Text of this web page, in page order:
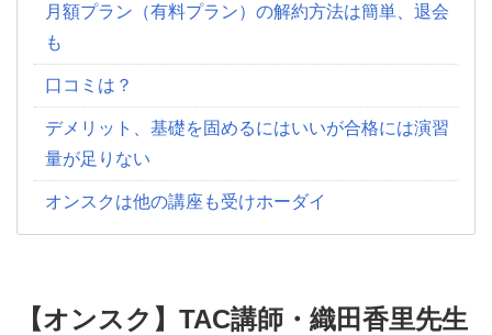
月額プラン（有料プラン）の解約方法は簡単、退会
も
口コミは？
デメリット、基礎を固めるにはいいが合格には演習
量が足りない
オンスクは他の講座も受けホーダイ
【オンスク】TAC講師・織田香里先生